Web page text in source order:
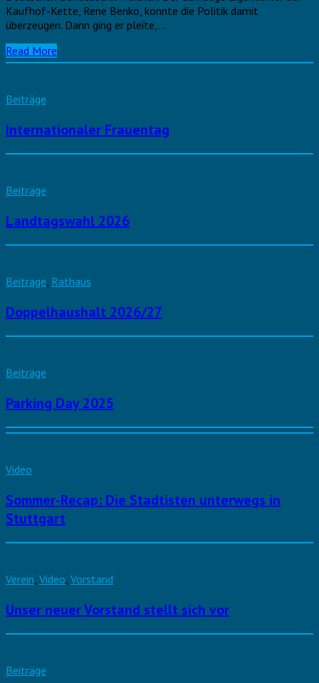
Kaufhof-Kette, Rene Benko, konnte die Politik damit
überzeugen. Dann ging er pleite,…
Read More
Beiträge
Internationaler Frauentag
Beiträge
Landtagswahl 2026
Beiträge, Rathaus
Doppelhaushalt 2026/27
Beiträge
Parking Day 2025
Video
Sommer-Recap: Die Stadtisten unterwegs in
Stuttgart
Verein, Video, Vorstand
Unser neuer Vorstand stellt sich vor
Beiträge